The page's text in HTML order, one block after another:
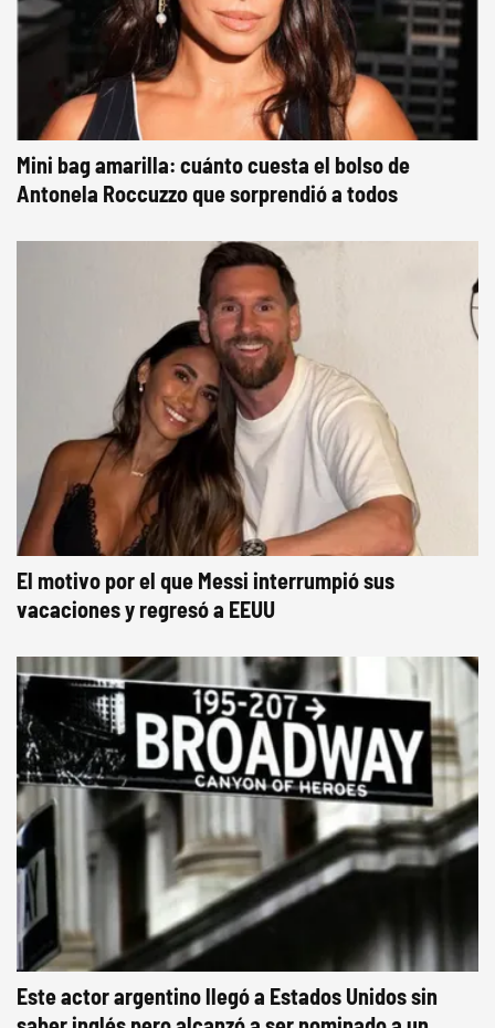
Mini bag amarilla: cuánto cuesta el bolso de
Antonela Roccuzzo que sorprendió a todos
El motivo por el que Messi interrumpió sus
vacaciones y regresó a EEUU
Este actor argentino llegó a Estados Unidos sin